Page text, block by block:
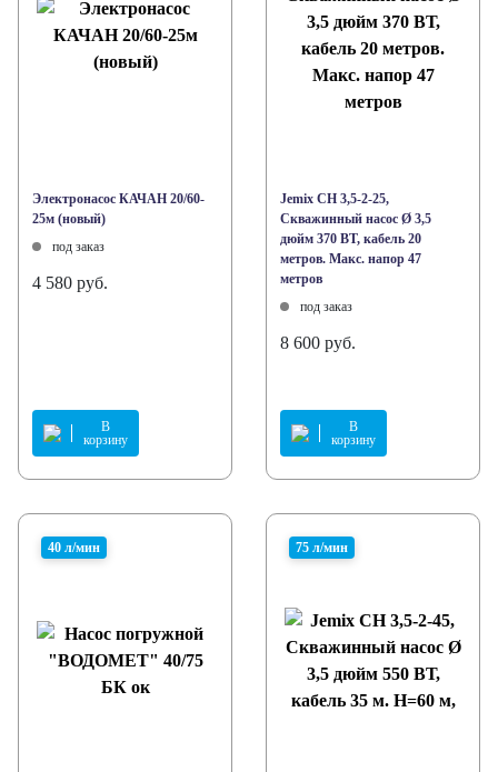
Электронасос КАЧАН 20/60-
25м (новый)
под заказ
4 580 руб.
В
корзину
Jemix СН 3,5-2-25,
Скважинный насос Ø 3,5
дюйм 370 ВТ, кабель 20
метров. Макс. напор 47
метров
под заказ
8 600 руб.
В
корзину
40 л/мин 75 л/мин